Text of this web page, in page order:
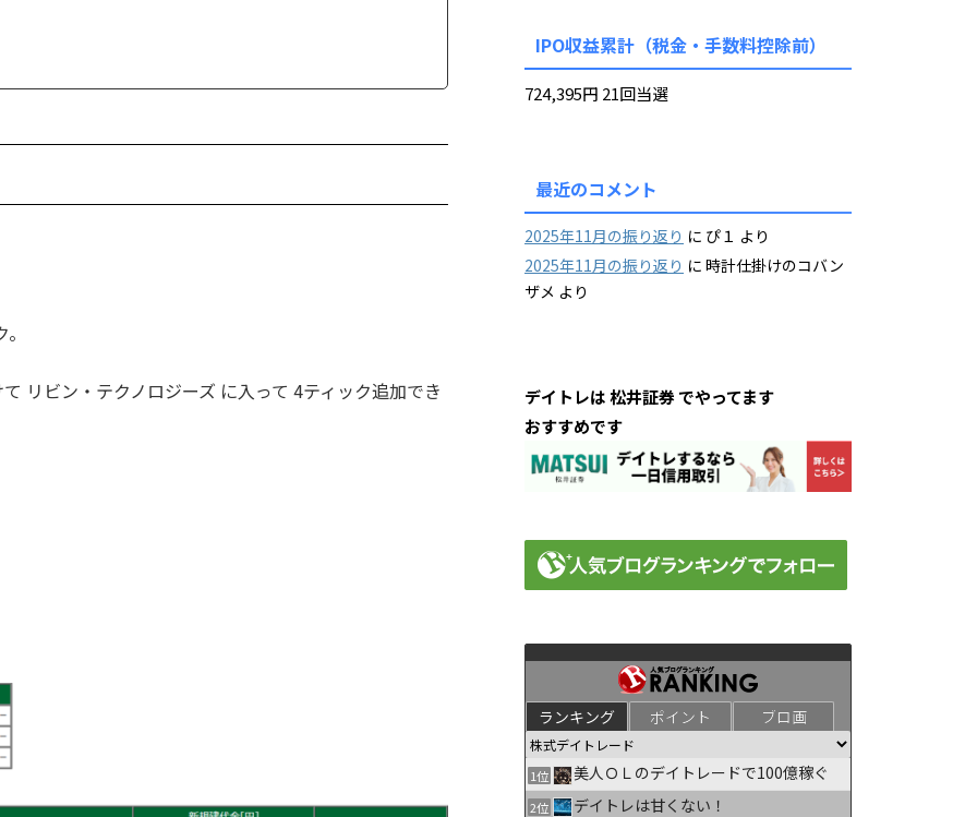
リビン・テクノロジーズ に入って 4ティック追加でき
IPO収益累計（税金・手数料控除前）
724,395円 21回当選
最近のコメント
2025年11月の振り返り に ぴ１ より
2025年11月の振り返り に 時計仕掛けのコバン
ザメ より
デイトレは 松井証券 でやってます
おすすめです
ランキング ポイント ブロ画
1位 美人ＯＬのデイトレードで100億稼ぐ
2位 デイトレは甘くない！